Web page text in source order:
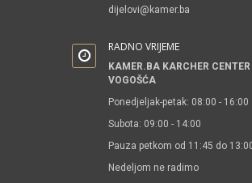
dijelovi@kamer.ba
RADNO VRIJEME
KAMER.BA KARCHER CENTER
VOGOŠĆA
Ponedjeljak-petak: 08:00 - 16:00
Subota: 09:00 - 14:00
Pauza petkom od 11:45 do
Nedeljom ne radimo